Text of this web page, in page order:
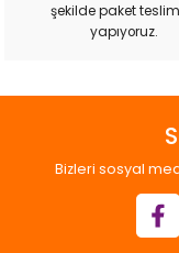
şekilde paket
yapıyoruz.
Bizleri sosyal